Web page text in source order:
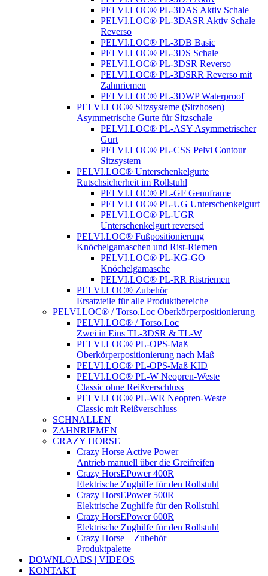
PELVI.LOC® PL-3DAS Aktiv Schale
PELVI.LOC® PL-3DASR Aktiv Schale
Reverso
PELVI.LOC® PL-3DB Basic
PELVI.LOC® PL-3DS Schale
PELVI.LOC® PL-3DSR Reverso
PELVI.LOC® PL-3DSRR Reverso mit
Zahnriemen
PELVI.LOC® PL-3DWP Waterproof
PELVI.LOC® Sitzsysteme (Sitzhosen)
Asymmetrische Gurte für Sitzschale
PELVI.LOC® PL-ASY Asymmetrischer
Gurt
PELVI.LOC® PL-CSS Pelvi Contour
Sitzsystem
PELVI.LOC® Unterschenkelgurte
Rutschsicherheit im Rollstuhl
PELVI.LOC® PL-GF Genuframe
PELVI.LOC® PL-UG Unterschenkelgurt
PELVI.LOC® PL-UGR
Unterschenkelgurt reversed
PELVI.LOC® Fußpositionierung
Knöchelgamaschen und Rist-Riemen
PELVI.LOC® PL-KG-GO
Knöchelgamasche
PELVI.LOC® PL-RR Ristriemen
PELVI.LOC® Zubehör
Ersatzteile für alle Produktbereiche
PELVI.LOC® / Torso.Loc Oberkörperpositionierung
PELVI.LOC® / Torso.Loc
Zwei in Eins TL-3DSR & TL-W
PELVI.LOC® PL-OPS-Maß
Oberkörperpositionierung nach Maß
PELVI.LOC® PL-OPS-Maß KID
PELVI.LOC® PL-W Neopren-Weste
Classic ohne Reißverschluss
PELVI.LOC® PL-WR Neopren-Weste
Classic mit Reißverschluss
SCHNALLEN
ZAHNRIEMEN
CRAZY HORSE
Crazy Horse Active Power
Antrieb manuell über die Greifreifen
Crazy HorsEPower 400R
Elektrische Zughilfe für den Rollstuhl
Crazy HorsEPower 500R
Elektrische Zughilfe für den Rollstuhl
Crazy HorsEPower 600R
Elektrische Zughilfe für den Rollstuhl
Crazy Horse – Zubehör
Produktpalette
DOWNLOADS | VIDEOS
KONTAKT